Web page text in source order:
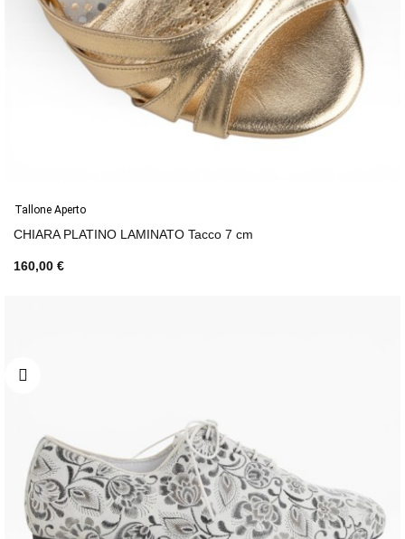
Tallone Aperto
CHIARA PLATINO LAMINATO Tacco 7 cm
160,00 €